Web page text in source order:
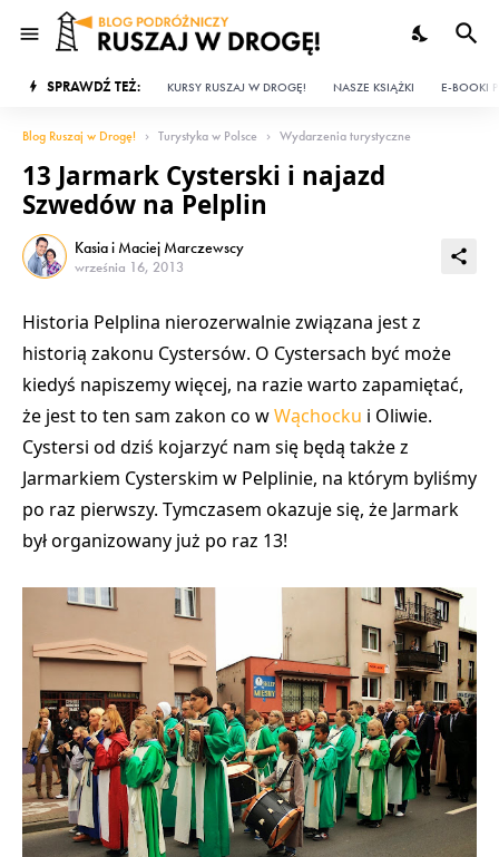
SPRAWDŹ TEŻ: KURSY RUSZAJ W DROGĘ! NASZE KSIĄŻKI E-BOOKI
Blog Ruszaj w Drogę! Turystyka w Polsce Wydarzenia turystyczne
13 Jarmark Cysterski i najazd
Szwedów na Pelplin
Kasia i Maciej Marczewscy
września 16, 2013
Historia Pelplina nierozerwalnie związana jest z
historią zakonu Cystersów. O Cystersach być może
kiedyś napiszemy więcej, na razie warto zapamiętać,
że jest to ten sam zakon co wWąchocku i Oliwie.
Cystersi od dziś kojarzyć nam się będą także z
Jarmarkiem Cysterskim w Pelplinie, na którym byliśmy
po raz pierwszy. Tymczasem okazuje się, że Jarmark
był organizowany już po raz 13!